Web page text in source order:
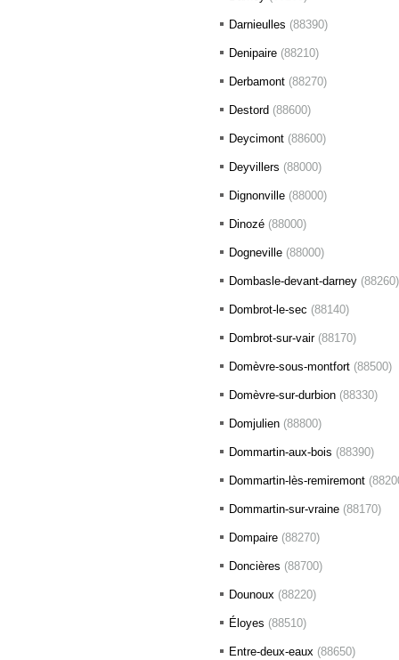
Darnieulles (88390)
Denipaire (88210)
Derbamont (88270)
Destord (88600)
Deycimont (88600)
Deyvillers (88000)
Dignonville (88000)
Dinozé (88000)
Dogneville (88000)
Dombasle-devant-darney (88260)
Dombrot-le-sec (88140)
Dombrot-sur-vair (88170)
Domèvre-sous-montfort (88500)
Domèvre-sur-durbion (88330)
Domjulien (88800)
Dommartin-aux-bois (88390)
Dommartin-lès-remiremont
Dommartin-sur-vraine (88170)
Dompaire (88270)
Doncières (88700)
Dounoux (88220)
Éloyes (88510)
Entre-deux-eaux (88650)